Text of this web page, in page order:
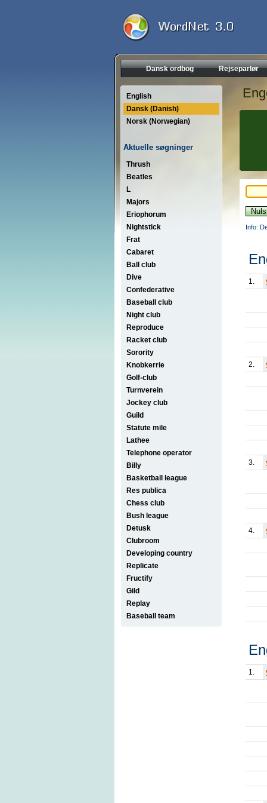
Dansk ordbog Rejseparlør
English
Dansk (Danish)
Norsk (Norwegian)
Aktuelle søgninger
Thrush
Beatles
L
Majors
Eriophorum
Nightstick
Frat
Cabaret
Ball club
Dive
Confederative
Baseball club
Night club
Reproduce
Racket club
Sorority
Knobkerrie
Golf-club
Turnverein
Jockey club
Guild
Statute mile
Lathee
Telephone operator
Billy
Basketball league
Res publica
Chess club
Bush league
Detusk
Clubroom
Developing country
Replicate
Fructify
Gild
Replay
Baseball team
Info:
1.
2.
3.
4.
1.